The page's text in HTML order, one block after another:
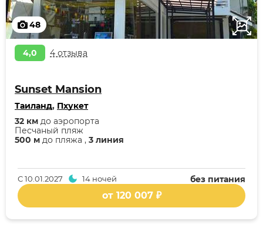
48
4,0 4 отзыва
Sunset Mansion
Таиланд, Пхукет
500 м до пляжа , 3 линия
Песчаный пляж
32 км до аэропорта
без питания
С10.01.2027 14 ночей
от 120 007 ₽